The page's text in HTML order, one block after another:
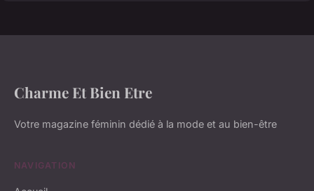
Charme Et Bien Etre
Votre magazine féminin dédié à la mode et au bien-être
NAVIGATION